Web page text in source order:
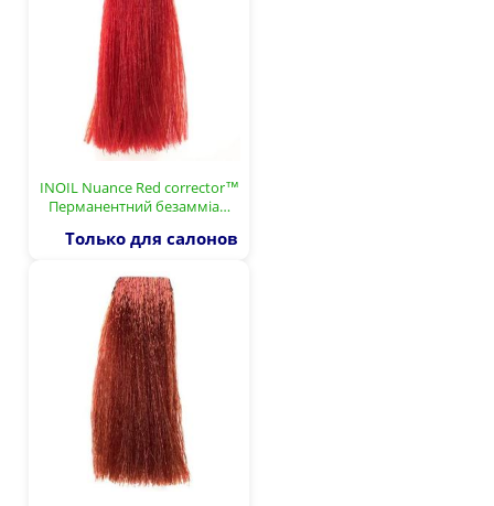
INOIL Nuance Red corrector™
Перманентний безамміа…
Только для салонов